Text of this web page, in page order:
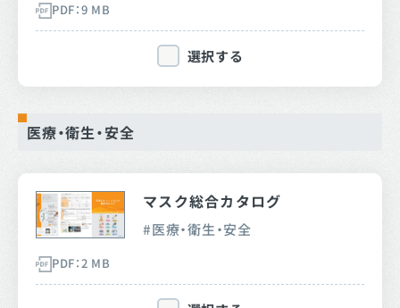
PDF：9 MB
選択する
医療・衛生・安全
マスク総合カタログ
医療・衛生・安全
PDF：2 MB